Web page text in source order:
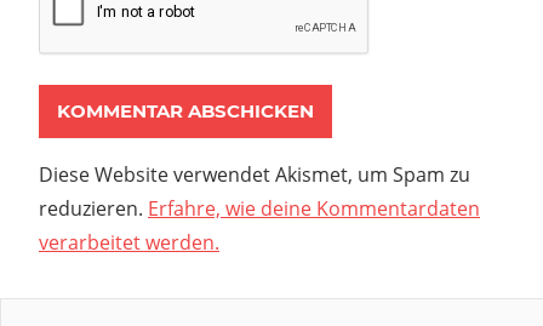
Diese Website verwendet Akismet, um Spam zu
reduzieren. Erfahre, wie deine Kommentardaten
verarbeitet werden.